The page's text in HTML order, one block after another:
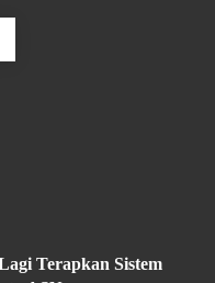
Terapkan Sistem